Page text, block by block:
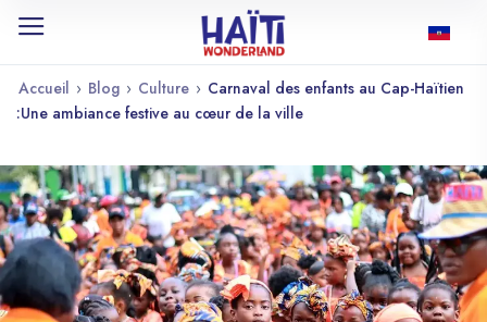
Accueil › Blog › Culture › Carnaval des enfants au Cap-Haïtien
:Une ambiance festive au cœur de la ville